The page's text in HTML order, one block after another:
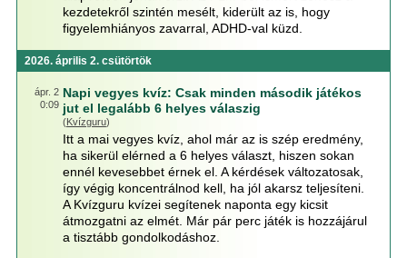
kezdetekről szintén mesélt, kiderült az is, hogy
figyelemhiányos zavarral, ADHD-val küzd.
2026. április 2. csütörtök
ápr. 2
0:09
Napi vegyes kvíz: Csak minden második játékos
jut el legalább 6 helyes válaszig
(Kvízguru)
Itt a mai vegyes kvíz, ahol már az is szép eredmény,
ha sikerül elérned a 6 helyes választ, hiszen sokan
ennél kevesebbet érnek el. A kérdések változatosak,
így végig koncentrálnod kell, ha jól akarsz teljesíteni.
A Kvízguru kvízei segítenek naponta egy kicsit
átmozgatni az elmét. Már pár perc játék is hozzájárul
a tisztább gondolkodáshoz.